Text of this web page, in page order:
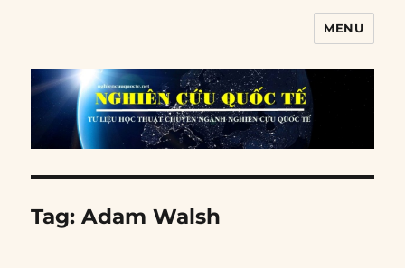
MENU
Tag:Adam Walsh